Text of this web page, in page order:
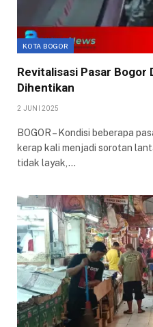
KOTA BOGOR
Revitalisasi Pasar Bogor
Dihentikan
2 JUNI 2025
BOGOR – Kondisi beberapa
kerap kali menjadi sorotan
tidak layak,…